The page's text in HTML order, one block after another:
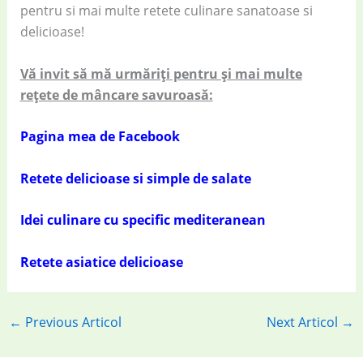
pentru si mai multe retete culinare sanatoase si
delicioase!
Vă invit să mă urmăriți pentru și mai multe
rețete de mâncare savuroasă:
Pagina mea de Facebook
Retete delicioase si simple de salate
Idei culinare cu specific mediteranean
Retete asiatice delicioase
← Previous Articol Next Articol →